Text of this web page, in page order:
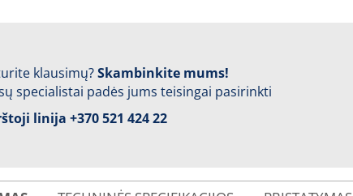
klausimų?Skambinkite mums!
specialistai padės jums teisingai pasirinkti
linija +370 521 424 22